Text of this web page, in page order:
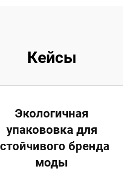
Кейсы
Экологичная
упакововка для
бренда
моды